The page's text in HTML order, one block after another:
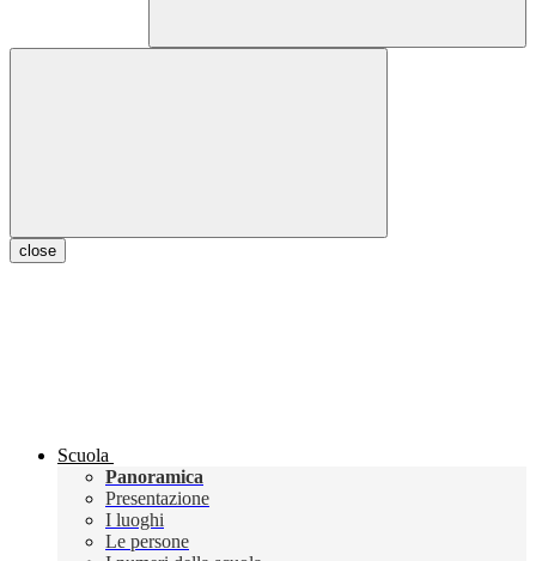
close
Scuola
Panoramica
Presentazione
I luoghi
Le persone